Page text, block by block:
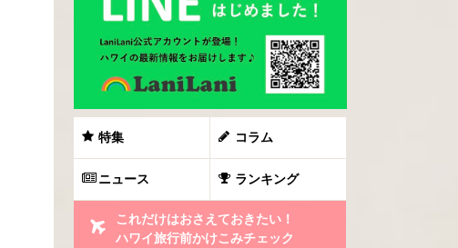
特集 コラム
ニュース ランキング
これだけはおさえておきたい！
ハワイ旅行前かけこみチェック